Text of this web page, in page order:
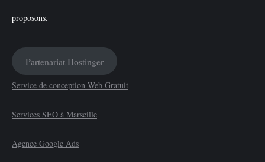
Partenariat Hostinger
Service de conception Web Gratuit
Services SEO à Marseille
Agence Google Ads